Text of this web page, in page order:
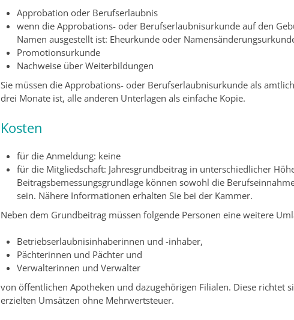
Approbation oder Berufserlaubnis
wenn die Approbations- oder Berufserlaubnisurkunde auf den
Namen ausgestellt ist: Eheurkunde oder
Promotionsurkunde
Nachweise über Weiterbildungen
Sie müssen die Approbations- oder Berufserlaubnisurkunde als
drei Monate ist, alle anderen Unterlagen als einfache Kopie.
Kosten
für die Anmeldung: keine
für die Mitgliedschaft: Jahresgrundbeitrag in unterschiedlicher
Beitragsbemessungsgrundlage können sowohl die
sein. Nähere Informationen erhalten Sie bei der Kammer.
Neben dem Grundbeitrag müssen folgende Personen eine weitere
Betriebserlaubnisinhaberinnen und -inhaber,
Pächterinnen und Pächter und
Verwalterinnen und Verwalter
von öffentlichen Apotheken und dazugehörigen Filialen. Diese richtet
erzielten Umsätzen ohne Mehrwertsteuer.